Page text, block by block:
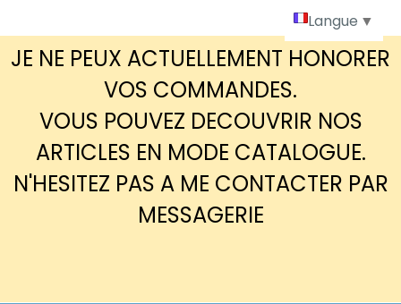
JE NE PEUX ACTUELLEMENT HONORER
VOS COMMANDES.
VOUS POUVEZ DECOUVRIR NOS
ARTICLES EN MODE CATALOGUE.
N'HESITEZ PAS A ME CONTACTER PAR
MESSAGERIE
Langue ▼